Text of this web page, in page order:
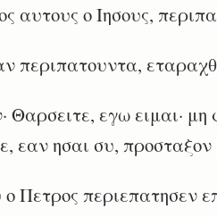
αυτους ο Ιησους,
περιπατουντα,
εγω ειμαι· μη
εαν ησαι συ,
Πετρος περιεπατησεν